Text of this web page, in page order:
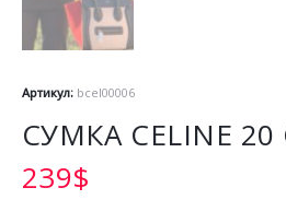
Артикул: bcel00006
СУМКА CELINE
239$